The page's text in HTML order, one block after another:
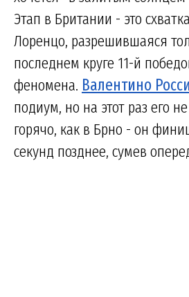
Этап в Британии - это
Лоренцо, разрешившаяся
последнем круге 11-й
феномена. Валентино
подиум, но на этот раз его
горячо, как в Брно - он
секунд позднее, сумев